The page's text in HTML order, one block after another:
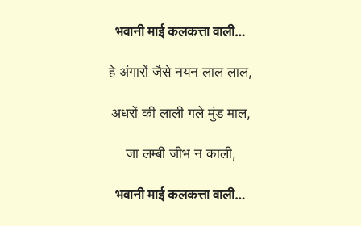
भवानी माई कलकत्ता वाली…
हे अंगारों जैसे नयन लाल लाल,
अधरों की लाली गले मुंड माल,
जा लम्बी जीभ न काली,
भवानी माई कलकत्ता वाली…